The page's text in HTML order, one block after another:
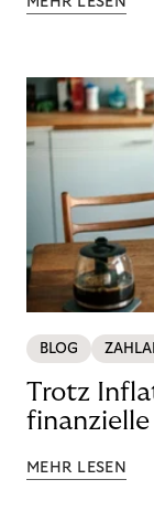
BLOG
Trotz
MEHR LESEN